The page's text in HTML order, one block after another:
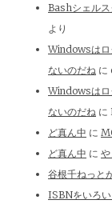
Bashシェル
より
Windowsはロ
ないのだね に
Windowsはロ
ないのだね に
ど真ん中 に
ど真ん中 に
谷根千ねっと
ISBNをいろい